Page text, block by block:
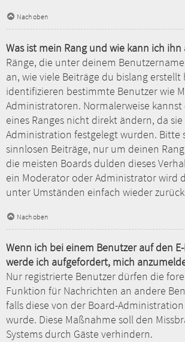
Nach oben
Was ist mein Rang und wie kann ich ihn
Ränge, die unter deinem
an, wie viele Beiträge du bislang erstellt
identifizieren bestimmte Benutzer wie
Administratoren. Normalerweise
eines Ranges nicht direkt ändern, da
Administration festgelegt wurden. Bitte
sinnlosen Beiträge, nur um deinen
die meisten Boards dulden dieses
ein Moderator oder Administrator wird
unter Umständen einfach wieder
Nach oben
Wenn ich bei einem Benutzer auf den
werde ich aufgefordert, mich
Nur registrierte Benutzer dürfen die
Funktion für Nachrichten an andere
falls diese von der Board-
wurde. Diese Maßnahme soll den
Systems durch Gäste verhindern.